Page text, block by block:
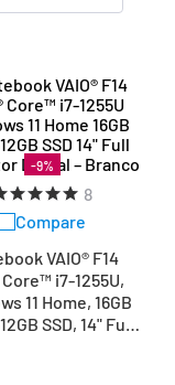
-9%
8
Compare
VAIO® F14
i7-1255U,
Home, 16GB